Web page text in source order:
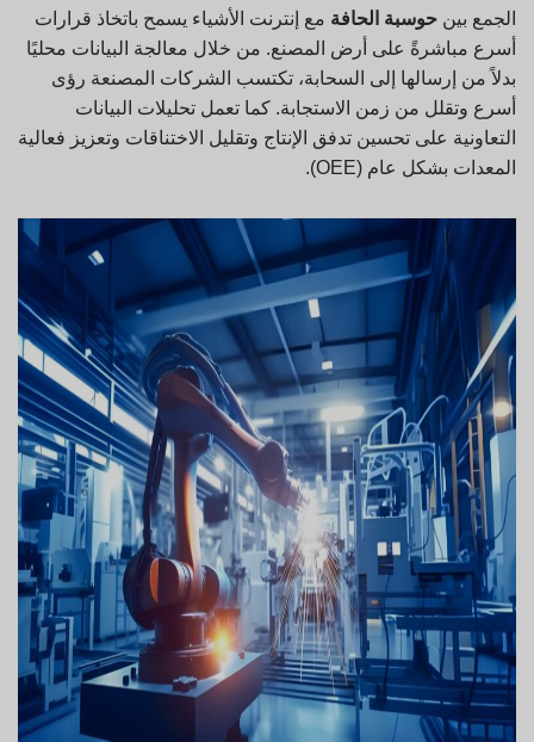
الجمع بين حوسبة الحافة مع إنترنت الأشياء يسمح باتخاذ قرارات
أسرع مباشرةً على أرض المصنع. من خلال معالجة البيانات محليًا
بدلاً من إرسالها إلى السحابة، تكتسب الشركات المصنعة رؤى
أسرع وتقلل من زمن الاستجابة. كما تعمل تحليلات البيانات
التعاونية على تحسين تدفق الإنتاج وتقليل الاختناقات وتعزيز فعالية
المعدات بشكل عام (OEE).